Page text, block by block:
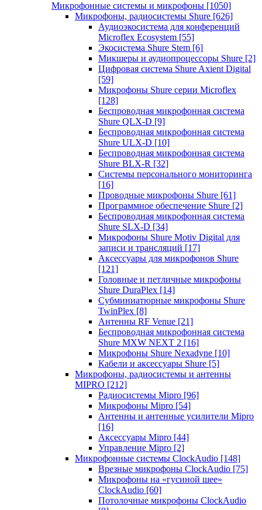
Микрофонные системы и микрофоны [1050]
Микрофоны, радиосистемы Shure [626]
Аудиоэкосистема для конференций
Microflex Ecosystem [55]
Экосистема Shure Stem [6]
Микшеры и аудиопроцессоры Shure [2]
Цифровая система Shure Axient Digital
[59]
Микрофоны Shure серии Microflex
[128]
Беспроводная микрофонная система
Shure QLX-D [9]
Беспроводная микрофонная система
Shure ULX-D [10]
Беспроводная микрофонная система
Shure BLX-R [32]
Системы персонального мониторинга
[16]
Проводные микрофоны Shure [61]
Программное обеспечение Shure [2]
Беспроводная микрофонная система
Shure SLX-D [34]
Микрофоны Shure Motiv Digital для
записи и трансляций [17]
Аксессуары для микрофонов Shure
[121]
Головные и петличные микрофоны
Shure DuraPlex [14]
Субминиатюрные микрофоны Shure
TwinPlex [8]
Антенны RF Venue [21]
Беспроводная микрофонная система
Shure MXW NEXT 2 [16]
Микрофоны Shure Nexadyne [10]
Кабели и аксессуары Shure [5]
Микрофоны, радиосистемы и антенны
MIPRO [212]
Радиосистемы Mipro [96]
Микрофоны Mipro [54]
Антенны и антенные усилители Mipro
[16]
Аксессуары Mipro [44]
Управление Mipro [2]
Микрофонные системы ClockAudio [148]
Врезные микрофоны ClockAudio [75]
Микрофоны на «гусиной шее»
ClockAudio [60]
Потолочные микрофоны ClockAudio